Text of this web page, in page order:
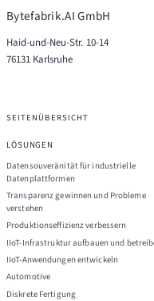
Bytefabrik.AI GmbH
Haid-und-Neu-Str. 10-14
76131 Karlsruhe
SEITENÜBERSICHT
LÖSUNGEN
Datensouveränität für industrielle
Datenplattformen
Transparenz gewinnen und Probleme
verstehen
Produktionseffizienz verbessern
IIoT-Infrastruktur aufbauen und
IIoT-Anwendungen entwickeln
Automotive
Diskrete Fertigung